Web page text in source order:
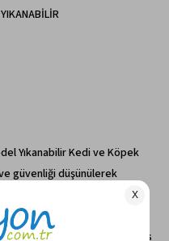
Yıkanabilir Kedi ve Köpek
güvenliği düşünülerek
sayesinde uzun
yırtılmaz plastik file
evcil dostunuzun rahat nefes